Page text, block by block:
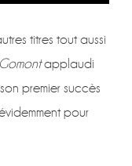
titres tout aussi
applaudi
premier succès
pour